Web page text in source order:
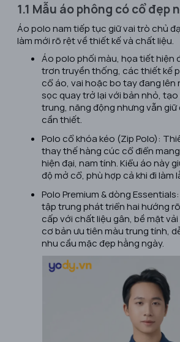
1.1 Mẫu áo phông có cổ đẹp
Áo polo nam tiếp tục giữ vai trò chủ
làm mới rõ rệt về thiết kế và chất liệu.
Áo polo phối màu, họa tiết hiện
trơn truyền thống, các thiết kế
cổ áo, vai hoặc bo tay đang lên
sọc quay trở lại với bản nhỏ,
trung, năng động nhưng vẫn giữ
cần thiết.
Polo cổ khóa kéo (Zip Polo):
thay thế hàng cúc cổ điển
hiện đại, nam tính. Kiểu áo này
độ mở cổ, phù hợp cả khi đi làm
Polo Premium & dòng
tập trung phát triển hai hướng
cấp với chất liệu gân, bề mặt
cơ bản ưu tiên màu trung tính,
nhu cầu mặc đẹp hằng ngày.